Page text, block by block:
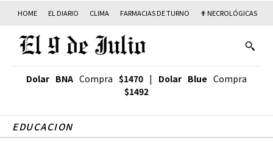
HOME EL DIARIO CLIMA FARMACIAS DE TURNO ✟ NECROLÓGICAS
Dolar BNA Compra $1470 | Dolar Blue Compra
$1492
EDUCACION